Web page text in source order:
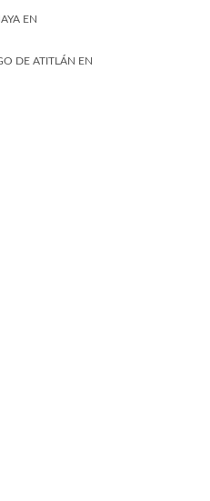
EN
DE ATITLÁN EN